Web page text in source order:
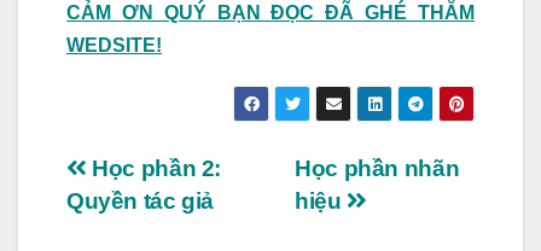
CẢM ƠN QUÝ BẠN ĐỌC ĐÃ GHÉ THĂM
WEDSITE!
Điều
hướng
Học phần nhãn
hiệu
Học phần 2:
Quyền tác giả